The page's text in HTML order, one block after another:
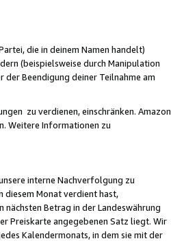
die in deinem Namen handelt)
(beispielsweise durch Manipulation
Beendigung deiner Teilnahme am
zu verdienen, einschränken. Amazon
Weitere Informationen zu
interne Nachverfolgung zu
diesem Monat verdient hast,
Betrag in der Landeswährung
Preiskarte angegebenen Satz liegt. Wir
Kalendermonats, in dem sie mit der